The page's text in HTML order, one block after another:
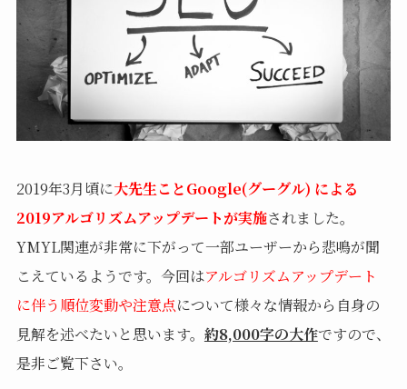
2019年3月頃に大先生ことGoogle(グーグル) による
2019アルゴリズムアップデートが実施されました。
YMYL関連が非常に下がって一部ユーザーから悲鳴が聞
こえているようです。今回はアルゴリズムアップデート
に伴う順位変動や注意点について様々な情報から自身の
見解を述べたいと思います。 約8,000字の大作ですので、
是非ご覧下さい。